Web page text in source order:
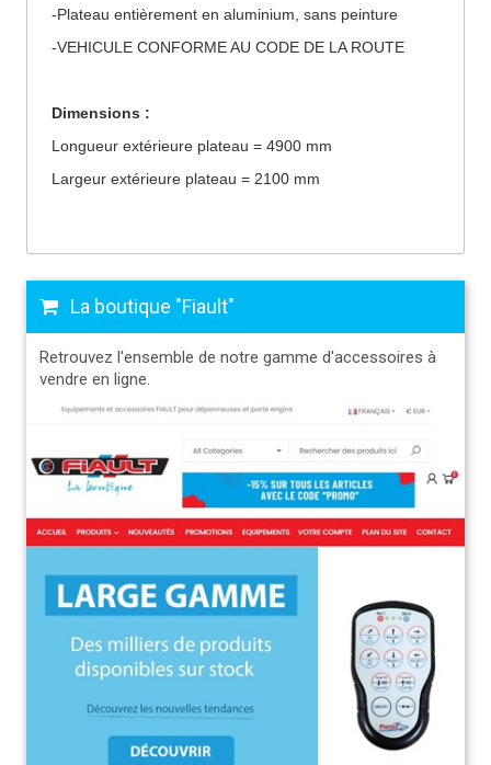
-Plateau entièrement en aluminium, sans peinture
-VEHICULE CONFORME AU CODE DE LA ROUTE
Dimensions :
Longueur extérieure plateau = 4900 mm
Largeur extérieure plateau = 2100 mm
La boutique "Fiault"
Retrouvez l'ensemble de notre gamme d'accessoires à
vendre en ligne.